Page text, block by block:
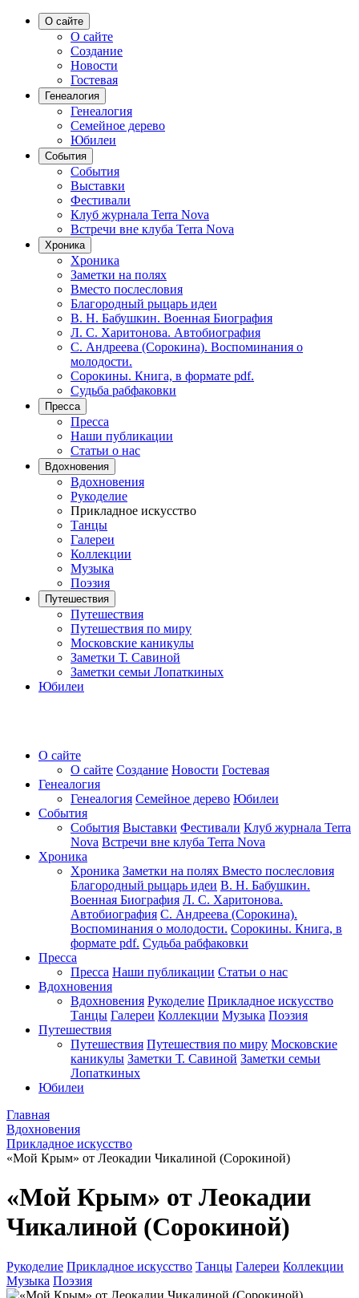
О сайте
О сайте
Создание
Новости
Гостевая
Генеалогия
Генеалогия
Семейное дерево
Юбилеи
События
События
Выставки
Фестивали
Клуб журнала Terra Nova
Встречи вне клуба Terra Nova
Хроника
Хроника
Заметки на полях
Вместо послесловия
Благородный рыцарь идеи
В. Н. Бабушкин. Военная Биография
Л. С. Харитонова. Автобиография
С. Андреева (Сорокина). Воспоминания о
молодости.
Сорокины. Книга, в формате pdf.
Судьба рабфаковки
Пресса
Пресса
Наши публикации
Статьи о нас
Вдохновения
Вдохновения
Рукоделие
Прикладное искусство
Танцы
Галереи
Коллекции
Музыка
Поэзия
Путешествия
Путешествия
Путешествия по миру
Московские каникулы
Заметки Т. Савиной
Заметки семьи Лопаткиных
Юбилеи
О сайте
О сайте Создание Новости Гостевая
Генеалогия
Генеалогия Семейное дерево Юбилеи
События
События Выставки Фестивали Клуб журнала Terra
Nova Встречи вне клуба Terra Nova
Хроника
Хроника Заметки на полях Вместо послесловия
Благородный рыцарь идеи В. Н. Бабушкин.
Военная Биография Л. С. Харитонова.
Автобиография С. Андреева (Сорокина).
Воспоминания о молодости. Сорокины. Книга, в
формате pdf. Судьба рабфаковки
Пресса
Пресса Наши публикации Статьи о нас
Вдохновения
Вдохновения Рукоделие Прикладное искусство
Танцы Галереи Коллекции Музыка Поэзия
Путешествия
Путешествия Путешествия по миру Московские
каникулы Заметки Т. Савиной Заметки семьи
Лопаткиных
Юбилеи
Главная
Вдохновения
Прикладное искусство
«Мой Крым» от Леокадии Чикалиной (Сорокиной)
«Мой Крым» от Леокадии
Чикалиной (Сорокиной)
Рукоделие Прикладное искусство Танцы Галереи Коллекции
Музыка Поэзия